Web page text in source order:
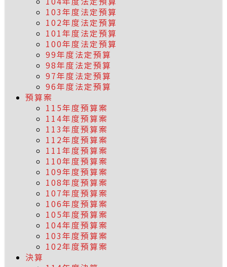
103年度法定預算
102年度法定預算
101年度法定預算
100年度法定預算
99年度法定預算
98年度法定預算
97年度法定預算
96年度法定預算
預算案
115年度預算案
114年度預算案
113年度預算案
112年度預算案
111年度預算案
110年度預算案
109年度預算案
108年度預算案
107年度預算案
106年度預算案
105年度預算案
104年度預算案
103年度預算案
102年度預算案
決算